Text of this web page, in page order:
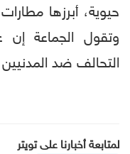
حيوية، أبرزها
وتقول الجماعة إن
التحالف ضد المدنيين
لمتابعة أخبارنا على تويتر